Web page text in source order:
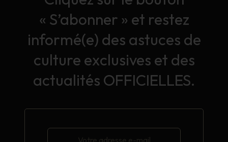
« S’abonner » et restez
informé(e) des astuces de
culture exclusives et des
actualités OFFICIELLES.